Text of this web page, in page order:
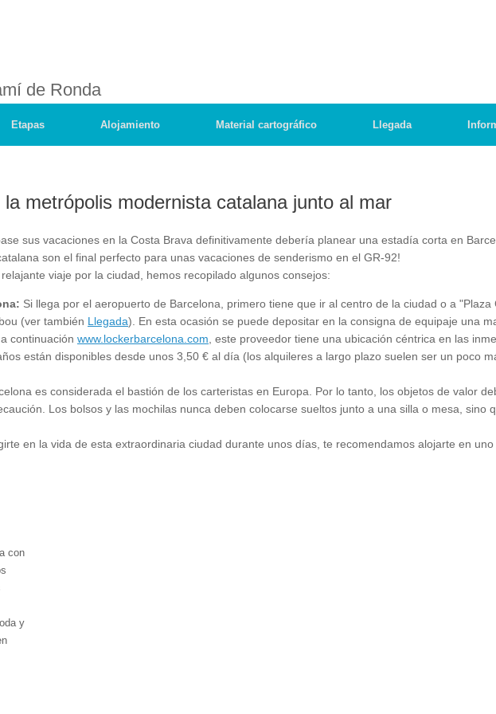
de Ronda
Etapas Alojamiento Material cartográfico Llegada
metrópolis modernista catalana junto al mar
sus vacaciones en la Costa Brava definitivamente debería planear una estadía corta en
son el final perfecto para unas vacaciones de senderismo en el GR-92!
viaje por la ciudad, hemos recopilado algunos consejos:
Si llega por el aeropuerto de Barcelona, primero tiene que ir al centro de la ciudad o a "Plaza
(ver también Llegada). En esta ocasión se puede depositar en la consigna de equipaje una
continuación www.lockerbarcelona.com , este proveedor tiene una ubicación céntrica en las
están disponibles desde unos 3,50 € al día (los alquileres a largo plazo suelen ser un poco
es considerada el bastión de los carteristas en Europa. Por lo tanto, los objetos de valor
Los bolsos y las mochilas nunca deben colocarse sueltos junto a una silla o mesa, sino
en la vida de esta extraordinaria ciudad durante unos días, te recomendamos alojarte en
con
y